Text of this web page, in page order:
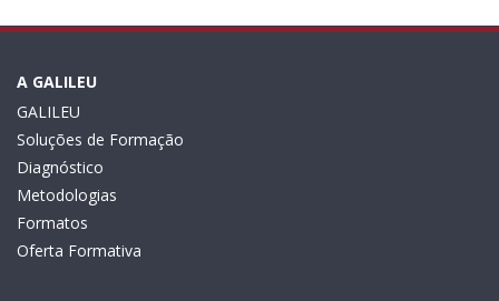
A GALILEU
GALILEU
Soluções de Formação
Diagnóstico
Metodologias
Formatos
Oferta Formativa